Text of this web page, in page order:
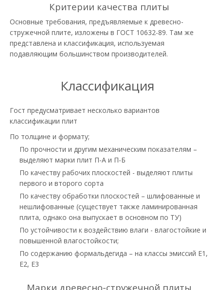
Критерии качества плиты
Основные требования, предъявляемые к древесно-
стружечной плите, изложены в ГОСТ 10632-89. Там же
представлена и классификация, используемая
подавляющим большинством производителей.
Классификация
Гост предусматривает несколько вариантов
классификации плит
По толщине и формату;
По прочности и другим механическим показателям –
выделяют марки плит П-А и П-Б
По качеству рабочих плоскостей - выделяют плиты
первого и второго сорта
По качеству обработки плоскостей – шлифованные и
нешлифованные (существует также ламинированная
плита, однако она выпускает в основном по ТУ)
По устойчивости к воздействию влаги - влагостойкие и
повышенной влагостойкости;
По содержанию формальдегида – на классы эмиссий Е1,
Е2, Е3
Марки древесно-стружечной плиты